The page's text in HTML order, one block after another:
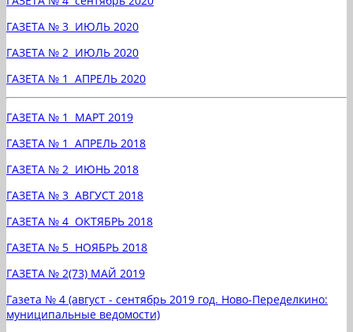
ГАЗЕТА № 3 ИЮЛЬ 2020
ГАЗЕТА № 2 ИЮЛЬ 2020
ГАЗЕТА № 1 АПРЕЛЬ 2020
ГАЗЕТА № 1 МАРТ 2019
ГАЗЕТА № 1 АПРЕЛЬ 2018
ГАЗЕТА № 2 ИЮНЬ 2018
ГАЗЕТА № 3 АВГУСТ 2018
ГАЗЕТА № 4 ОКТЯБРЬ 2018
ГАЗЕТА № 5 НОЯБРЬ 2018
ГАЗЕТА № 2(73) МАЙ 2019
Газета № 4 (август - сентябрь 2019 год. Ново-Переделкино:
муниципальные ведомости)